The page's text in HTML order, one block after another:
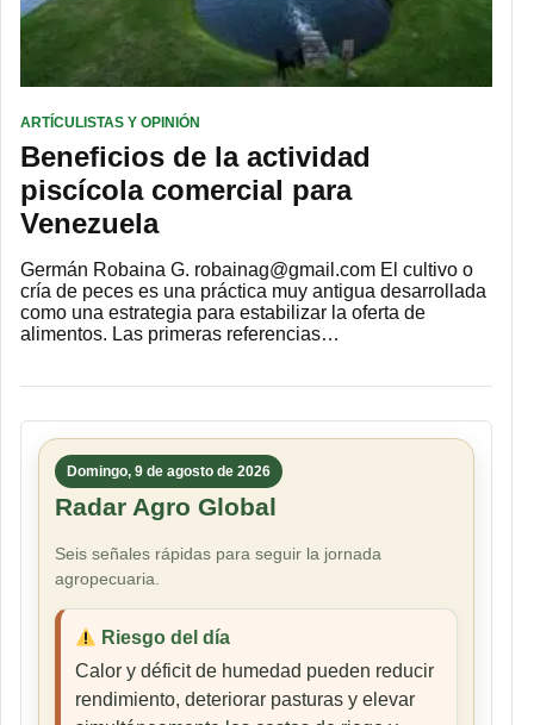
ARTÍCULISTAS Y OPINIÓN
Beneficios de la actividad
piscícola comercial para
Venezuela
Germán Robaina G. robainag@gmail.com El cultivo o
cría de peces es una práctica muy antigua desarrollada
como una estrategia para estabilizar la oferta de
alimentos. Las primeras referencias…
Domingo, 9 de agosto de 2026
Radar Agro Global
Seis señales rápidas para seguir la jornada
agropecuaria.
Riesgo del día
Calor y déficit de humedad pueden reducir
rendimiento, deteriorar pasturas y elevar